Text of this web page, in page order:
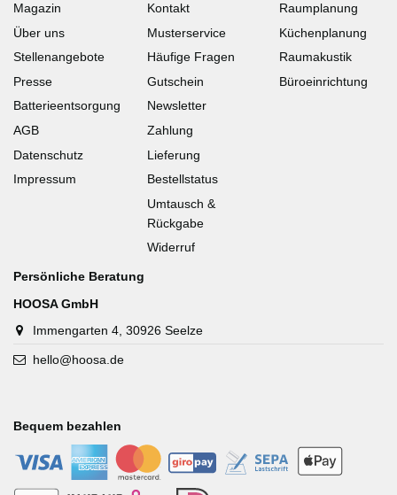
Magazin
Über uns
Stellenangebote
Presse
Batterieentsorgung
AGB
Datenschutz
Impressum
Kontakt
Musterservice
Häufige Fragen
Gutschein
Newsletter
Zahlung
Lieferung
Bestellstatus
Umtausch &
Rückgabe
Widerruf
Raumplanung
Küchenplanung
Raumakustik
Büroeinrichtung
Persönliche Beratung
HOOSA GmbH
Immengarten 4, 30926 Seelze
hello@hoosa.de
Bequem bezahlen
-
- - - -